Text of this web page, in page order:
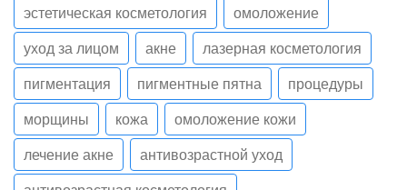
эстетическая косметология
омоложение
уход за лицом
акне
лазерная косметология
пигментация
пигментные пятна
процедуры
морщины
кожа
омоложение кожи
лечение акне
антивозрастной уход